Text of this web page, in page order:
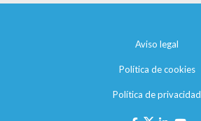
Aviso legal
Política de cookies
Política de privacidad